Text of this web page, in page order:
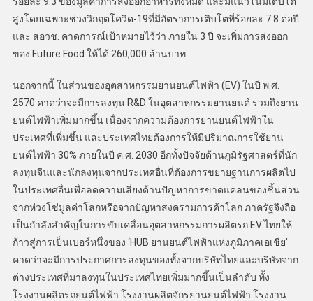
สูงโดยเฉพาะช่วงวิกฤตโควิด-19ที่มีอัตราการเติบโตที่ร้อยละ 7.8 ต่อปี
และ สอวช. คาดการณ์เป้าหมายไว้ว่า ภายใน 3 ปี จะเพิ่มการส่งออก
ของ Future Food ให้ได้ 260,000 ล้านบาท
นอกจากนี้ ในส่วนของอุตสาหกรรมยานยนต์ไฟฟ้า (EV) ในปี พ.ศ.
2570 คาดว่าจะมีการลงทุน R&D ในอุตสาหกรรมยานยนต์ รวมถึงยาน
ยนต์ไฟฟ้าเพิ่มมากขึ้น เนื่องจากความต้องการยานยนต์ไฟฟ้าใน
ประเทศที่เพิ่มขึ้น และประเทศไทยต้องการให้มีปริมาณการใช้ยาน
ยนต์ไฟฟ้า 30% ภายในปี ค.ศ. 2030 อีกทั้งปัจจัยด้านภูมิรัฐศาสตร์ที่นัก
ลงทุนจีนและนักลงทุนจากประเทศอื่นที่ต้องการขยายฐานการผลิตไป
ในประเทศอื่นเพื่อลดความเสี่ยงด้านปัญหาการขาดแคลนของชิ้นส่วน
จากห่วงโซ่มูลค่าโลกหรือจากปัญหาสงครามการค้าโลก ภาครัฐจึงถือ
เป็นกำลังสำคัญในการขับเคลื่อนอุตสาหกรรมการผลิตรถ EV ไทยให้
ก้าวสู่การเป็นเบอร์หนึ่งของ ‘HUB ยานยนต์ไฟฟ้าแห่งภูมิภาคเอเชีย’
คาดว่าจะมีการประกาศการลงทุนของทั้งจากบริษัทไทยและบริษัทจาก
ต่างประเทศที่มาลงทุนในประเทศไทยเพิ่มมากขึ้นเป็นลำดับ ทั้ง
โรงงานผลิตรถยนต์ไฟฟ้า โรงงานผลิตจักรยานยนต์ไฟฟ้า โรงงาน